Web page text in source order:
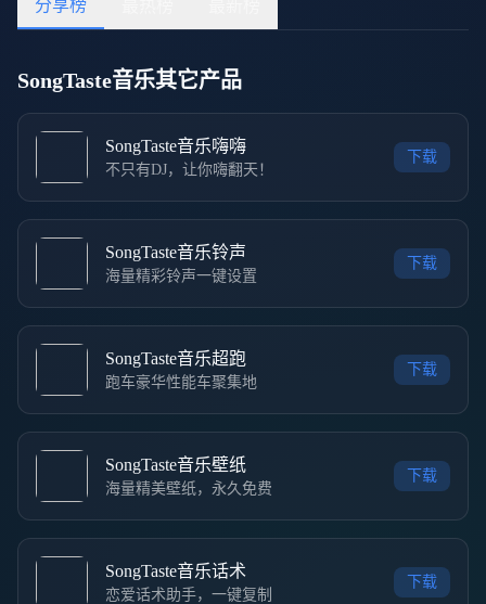
分享榜
SongTaste音乐其它产品
SongTaste音乐嗨嗨
不只有DJ，让你嗨翻天！
下载
SongTaste音乐铃声
海量精彩铃声一键设置
下载
SongTaste音乐超跑
跑车豪华性能车聚集地
下载
SongTaste音乐壁纸
海量精美壁纸，永久免费
下载
SongTaste音乐话术
恋爱话术助手，一键复制
下载